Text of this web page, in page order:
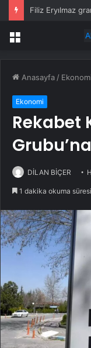
Menü
Anasayfa / Ekonomi
Ekonomi
Rekabet
DİLAN BİÇER
1 dakika okuma süresi